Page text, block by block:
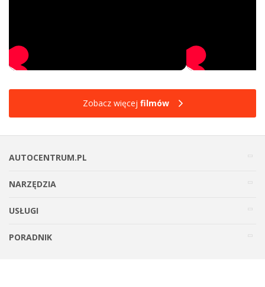
Zobacz więcej filmów
AUTOCENTRUM.PL
NARZĘDZIA
USŁUGI
PORADNIK